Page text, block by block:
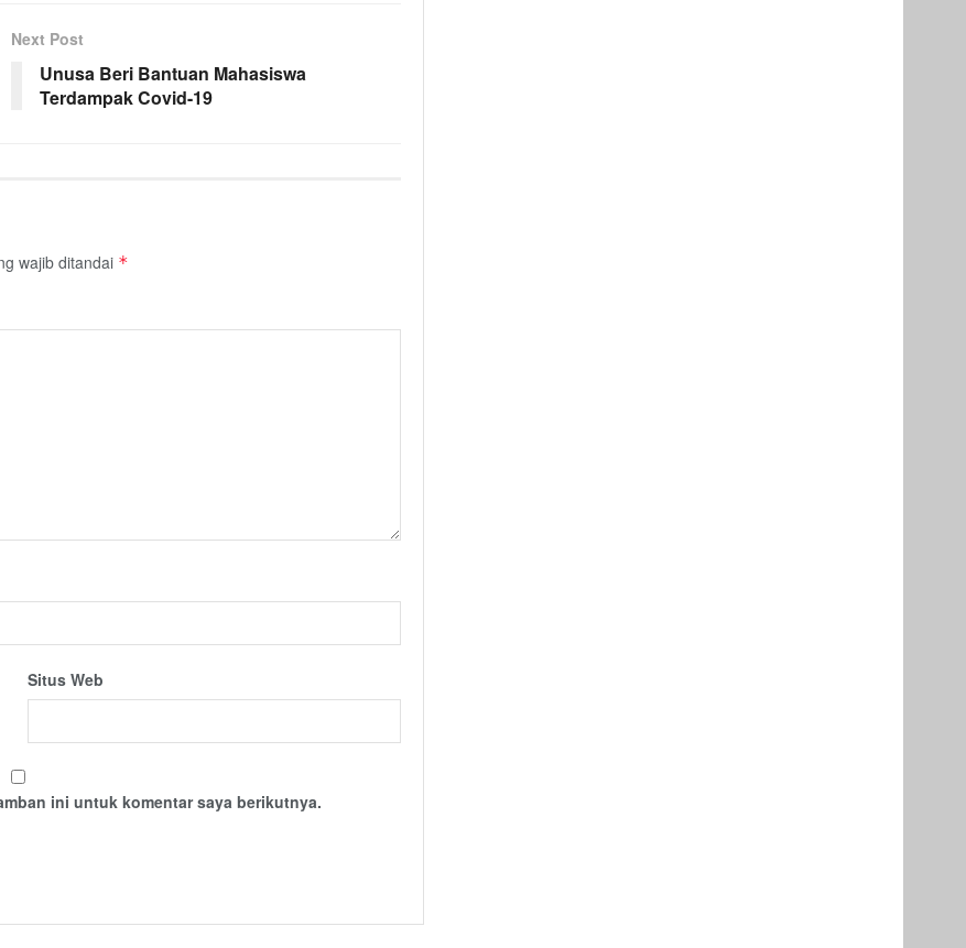
Next Post
Unusa Beri Bantuan Mahasiswa
Terdampak Covid-19
wajib ditandai *
Situs Web
ini untuk komentar saya berikutnya.